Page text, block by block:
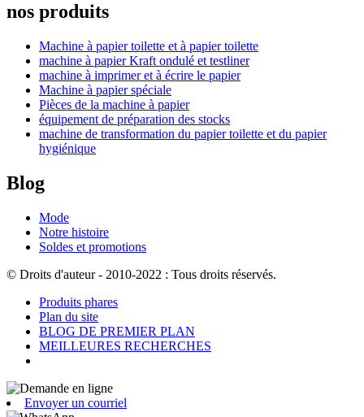
nos produits
Machine à papier toilette et à papier toilette
machine à papier Kraft ondulé et testliner
machine à imprimer et à écrire le papier
Machine à papier spéciale
Pièces de la machine à papier
équipement de préparation des stocks
machine de transformation du papier toilette et du papier
hygiénique
Blog
Mode
Notre histoire
Soldes et promotions
© Droits d'auteur - 2010-2022 : Tous droits réservés.
Produits phares
Plan du site
BLOG DE PREMIER PLAN
MEILLEURES RECHERCHES
Envoyer un courriel